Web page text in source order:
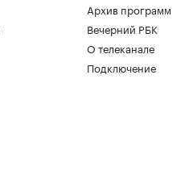
Архив программ
Вечерний РБК
О телеканале
Подключение